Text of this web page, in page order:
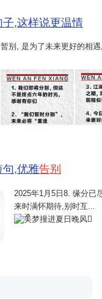
子,这样说更温情
别, 是为了未来更好的相
句,优雅告别
2025年1月5日 8. 缘分已
来时满怀期待,别时互...
美梦撞进夏日晚风